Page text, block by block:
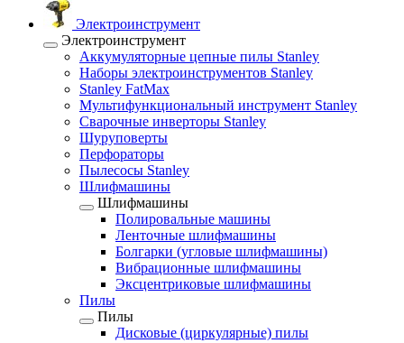
Электроинструмент
Электроинструмент
Аккумуляторные цепные пилы Stanley
Наборы электроинструментов Stanley
Stanley FatMax
Мультифункциональный инструмент Stanley
Сварочные инверторы Stanley
Шуруповерты
Перфораторы
Пылесосы Stanley
Шлифмашины
Шлифмашины
Полировальные машины
Ленточные шлифмашины
Болгарки (угловые шлифмашины)
Вибрационные шлифмашины
Эксцентриковые шлифмашины
Пилы
Пилы
Дисковые (циркулярные) пилы